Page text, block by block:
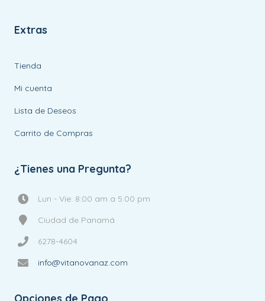
Extras
Tienda
Mi cuenta
Lista de Deseos
Carrito de Compras
¿Tienes una Pregunta?
Lun - Vie: 8:00 am a 5:00 pm
Ciudad de Panamá
6278-4604
info@vitanovanaz.com